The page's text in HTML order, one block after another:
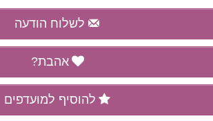
לשלוח הודעה
אהבת?
להוסיף למועדפים